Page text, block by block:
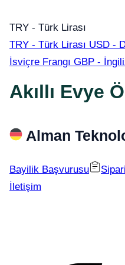
TRY - Türk Lirası
TRY - Türk Lirası USD -
İsviçre Frangı GBP -
Akıllı Evye
Alman
Bayilik Başvurusu
İletişim